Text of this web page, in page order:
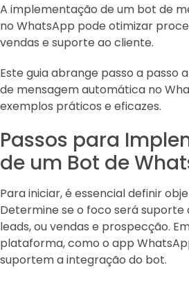
A implementação de um bot de
no WhatsApp pode otimizar
vendas e suporte ao cliente.
Este guia abrange passo a passo
de mensagem automática no
exemplos práticos e eficazes.
Passos para
de um Bot de
Para iniciar, é essencial definir
Determine se o foco será suporte
leads, ou vendas e prospecção.
plataforma, como o app
suportem a integração do bot.